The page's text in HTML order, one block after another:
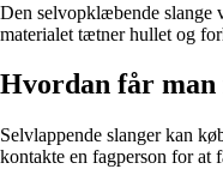
Den selvopklæbende slange
materialet tætner hullet og
Hvordan får man
Selvlappende slanger kan
kontakte en fagperson for at